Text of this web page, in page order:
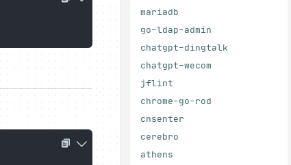
mariadb
go-ldap-admin
chatgpt-dingtalk
chatgpt-wecom
jflint
chrome-go-rod
cnsenter
cerebro
athens